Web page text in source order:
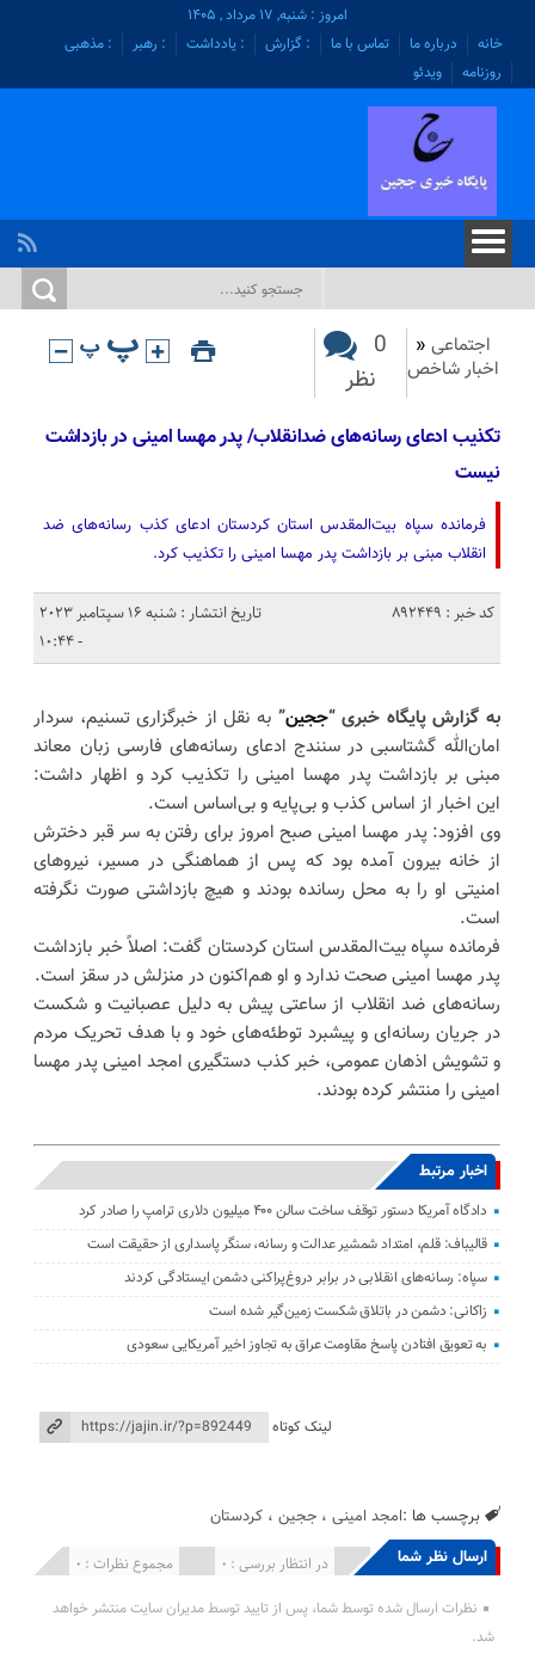
امروز : شنبه, ۱۷ مرداد , ۱۴۰۵
خانه
درباره ما تماس با ما : گزارش : یادداشت : رهبر
: مذهبی
روزنامه
ویدئو
اجتماعی «
اخبار شاخص
0
نظر
تکذیب ادعای رسانه‌های ضدانقلاب/ پدر مهسا امینی در بازداشت
نیست
فرمانده سپاه بیت‌المقدس استان کردستان ادعای کذب رسانه‌های ضد
انقلاب مبنی بر بازداشت پدر مهسا امینی را تکذیب کرد.
کد خبر : 892449
تاریخ انتشار : شنبه 16 سپتامبر 2023
- 10:44
به گزارش پایگاه خبری “ججین” به نقل از خبرگزاری تسنیم، سردار
امان‌الله گشتاسبی در سنندج ادعای رسانه‌های فارسی زبان معاند
مبنی بر بازداشت پدر مهسا امینی را تکذیب کرد و اظهار داشت:
این اخبار از اساس کذب و بی‌پایه و بی‌اساس است.
وی افزود: پدر مهسا امینی صبح امروز برای رفتن به سر قبر دخترش
از خانه بیرون آمده بود که پس از هماهنگی در مسیر، نیروهای
امنیتی او را به محل رسانده بودند و هیچ بازداشتی صورت نگرفته
است.
فرمانده سپاه بیت‌المقدس استان کردستان گفت: اصلاً خبر بازداشت
پدر مهسا امینی صحت ندارد و او هم‌اکنون در منزلش در سقز است.
رسانه‌های ضد انقلاب از ساعتی پیش به دلیل عصبانیت و شکست
در جریان رسانه‌ای و پیشبرد توطئه‌های خود و با هدف تحریک مردم
و تشویش اذهان عمومی، خبر کذب دستگیری امجد امینی پدر مهسا
امینی را منتشر کرده بودند.
اخبار مرتبط
دادگاه آمریکا دستور توقف ساخت سالن ۴۰۰ میلیون دلاری ترامپ را صادر کرد
قالیباف: قلم، امتداد شمشیر عدالت و رسانه، سنگر پاسداری از حقیقت است
سپاه: رسانه‌های انقلابی در برابر دروغ‌پراکنی دشمن ایستادگی کردند
زاکانی: دشمن در باتلاق شکست زمین‌گیر شده است
به تعویق افتادن پاسخ مقاومت عراق به تجاوز اخیر آمریکایی سعودی
لینک کوتاه
برچسب ها :امجد امینی ،ججین ،کردستان
ارسال نظر شما مجموع نظرات : 0 در انتظار بررسی : 0 انتشار یافته : 0
نظرات ارسال شده توسط شما، پس از تایید توسط مدیران سایت منتشر خواهد
شد.